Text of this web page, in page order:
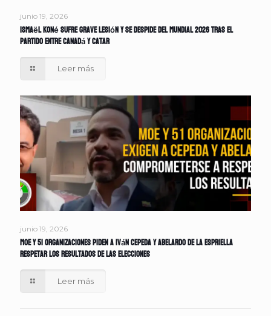
junio 19, 2026
Ismaël Koné sufre grave lesión y se despide del Mundial 2026 tras el
partido entre Canadá y Catar
Leer más
junio 19, 2026
MOE y 51 organizaciones piden a Iván Cepeda y Abelardo de la Espriella
respetar los resultados de las elecciones
Leer más